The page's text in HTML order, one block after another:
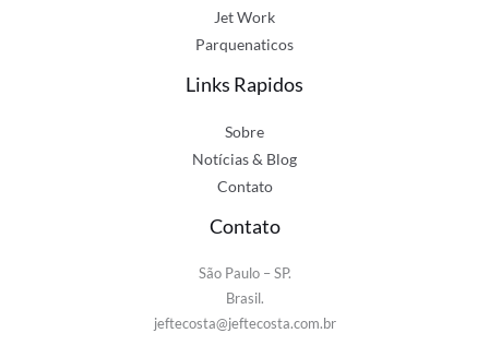
Jet Work
Parquenaticos
Links Rapidos
Sobre
Notícias & Blog
Contato
Contato
São Paulo – SP.
Brasil.
jeftecosta@jeftecosta.com.br